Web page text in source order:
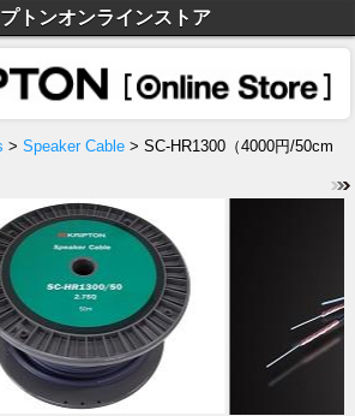
トンオンラインストア
> Speaker Cable > SC-HR1300（4000円/50cm